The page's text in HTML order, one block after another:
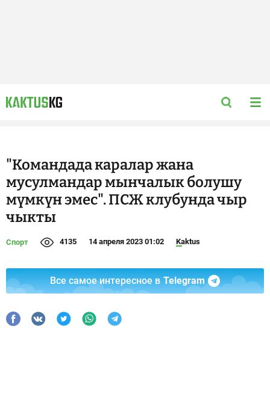
"Командада каралар жана
мусулмандар мынчалык болушу
мүмкүн эмес". ПСЖ клубунда чыр
чыкты
Спорт 4135 14 апреля 2023 01:02 Kaktus
Все самое интересное в Telegram